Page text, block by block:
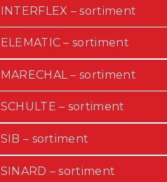
INTERFLEX – sortiment
ELEMATIC – sortiment
MARECHAL – sortiment
SCHULTE – sortiment
SIB – sortiment
SINARD – sortiment